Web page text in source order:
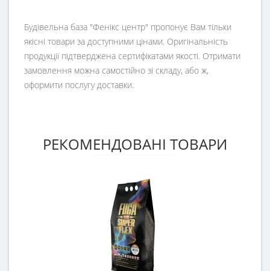
Будівельна база "Фенікс центр" пропонує Вам тільки
якісні товари за доступними цінами. Оригінальність
продукції підтверджена сертифікатами якості. Отримати
замовлення можна самостійно зі складу, або ж,
оформити послугу доставки.
РЕКОМЕНДОВАНІ ТОВАРИ